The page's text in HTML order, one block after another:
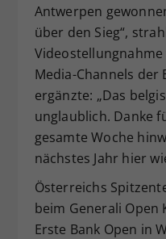
Antwerpen
über den Sieg“,
Media-Channels der
ergänzte: „Das
unglaublich. Danke
gesamte Woche
nächstes Jahr hier
Österreichs
beim Generali Open
Erste Bank Open in